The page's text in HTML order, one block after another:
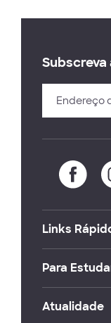
Links
Para
Atualidade